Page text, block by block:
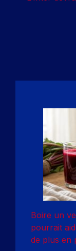
Boire un
pourrait
de plus en